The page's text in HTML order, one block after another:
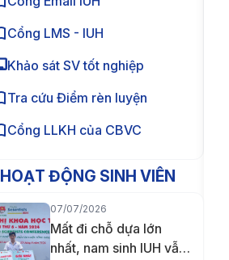
Cổng LMS - IUH
Khảo sát SV tốt nghiệp
Tra cứu Điểm rèn luyện
Cổng LLKH của CBVC
HOẠT ĐỘNG SINH VIÊN
07/07/2026
Mất đi chỗ dựa lớn
nhất, nam sinh IUH vẫn